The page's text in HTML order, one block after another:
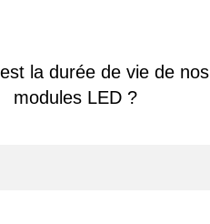
la durée de vie de nos
modules LED ?